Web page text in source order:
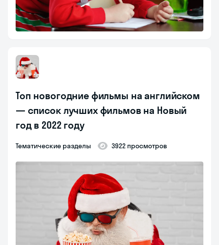
Топ новогодние фильмы на английском
— список лучших фильмов на Новый
год в 2022 году
Тематические разделы 3922 просмотров